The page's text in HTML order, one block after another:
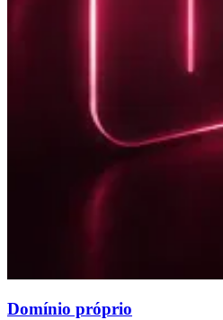
Domínio próprio